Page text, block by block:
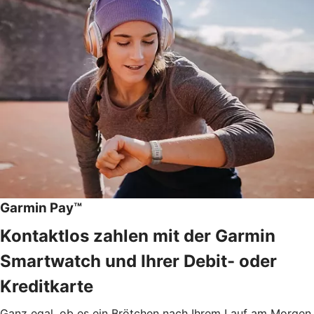
Garmin Pay™
Kontaktlos zahlen mit der Garmin
Smartwatch und Ihrer Debit- oder
Kreditkarte